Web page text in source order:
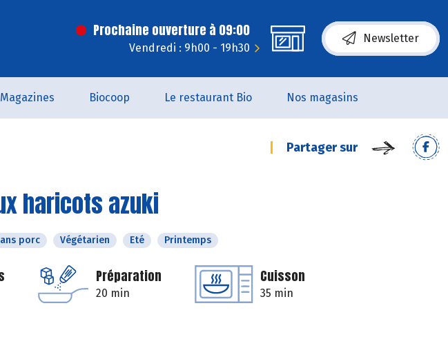
Prochaine ouverture à 09:00
Vendredi : 9h00 - 19h30
Newsletter
Magazines Biocoop Le restaurant Bio Nos magasins
Partager sur
haricots azuki
porc Végétarien Eté Printemps
Préparation
20 min
Cuisson
35 min